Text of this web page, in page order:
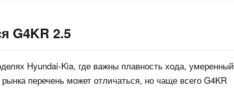
G4KR 2.5
Hyundai-Kia, где важны плавность хода, умеренный
перечень может отличаться, но чаще всего G4KR